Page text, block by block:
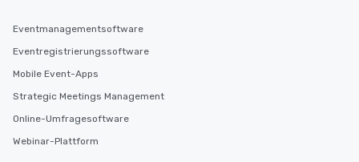
Eventmanagementsoftware
Eventregistrierungssoftware
Mobile Event-Apps
Strategic Meetings Management
Online-Umfragesoftware
Webinar-Plattform